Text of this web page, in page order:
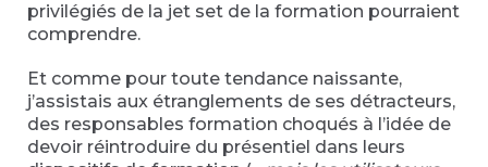
privilégiés de la jet set de la formation pourraient
comprendre.
Et comme pour toute tendance naissante,
j’assistais aux étranglements de ses détracteurs,
des responsables formation choqués à l’idée de
devoir réintroduire du présentiel dans leurs